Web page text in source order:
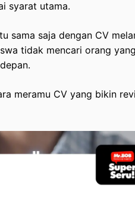
syarat utama.
sama saja dengan CV
tidak mencari orang
meramu CV yang bikin